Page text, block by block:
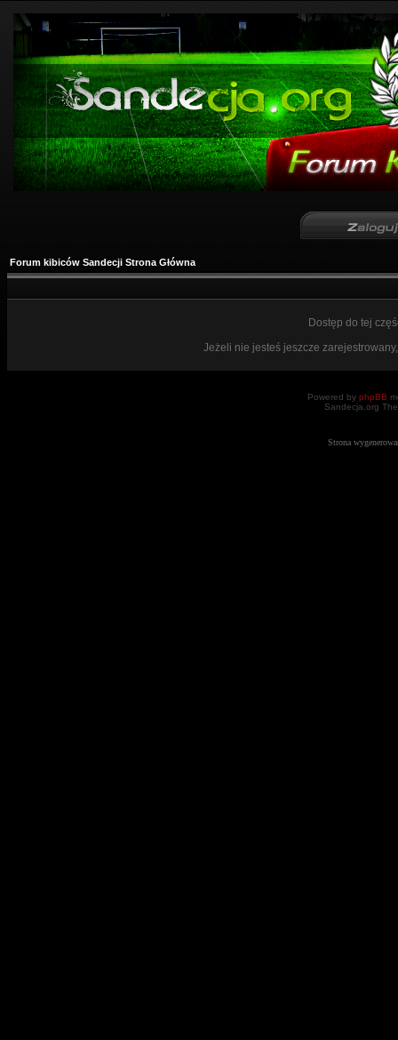
Forum kibiców Sandecji Strona Główna
Dostęp do tej
Jeżeli nie jesteś jeszcze
Powered by phpBB
Sandecja.org
Strona